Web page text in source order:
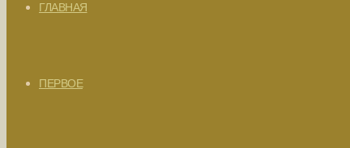
ГЛАВНАЯ
ПЕРВОЕ